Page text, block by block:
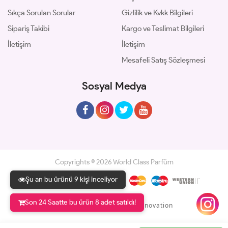
Şu an bu ürünü 9 kişi inceliyor
Son 24 Saatte bu ürün 8 adet satıldı!
Sıkça Sorulan Sorular
Sipariş Takibi
İletişim
Gizlilik ve Kvkk Bilgileri
Kargo ve Teslimat Bilgileri
İletişim
Mesafeli Satış Sözleşmesi
Sosyal Medya
Copyrights © 2026 World Class Parfüm
Geliştir - powered by innovation